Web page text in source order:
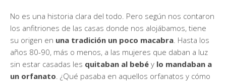
No es una historia clara del todo. Pero según nos contaron
los anfitriones de las casas donde nos alojábamos, tiene
su origen en una tradición un poco macabra . Hasta los
años 80-90, más o menos, a las mujeres que daban a luz
sin estar casadas les quitaban al bebé y lo mandaban a
un orfanato . ¿Qué pasaba en aquellos orfanatos y cómo